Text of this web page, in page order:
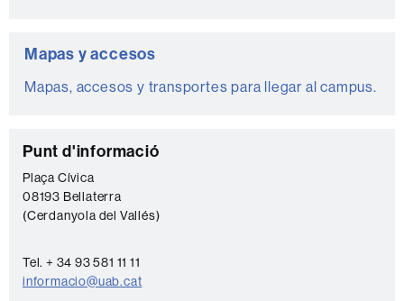
Mapas y accesos
Mapas, accesos y transportes para llegar al campus.
C
o
n
t
a
c
Punt d'informació
Plaça Cívica
08193 Bellaterra
(Cerdanyola del Vallés)
Tel. + 34 93 581 11 11
informacio@uab.cat